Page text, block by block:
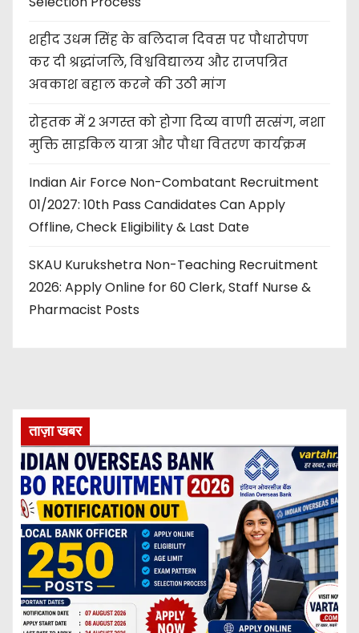
शहीद उधम सिंह के बलिदान दिवस पर पौधारोपण
कर दी श्रद्धांजलि, विश्वविद्यालय और राजपत्रित
अवकाश बहाल करने की उठी मांग
रोहतक में 2 अगस्त को होगा दिव्य वाणी सत्संग, नशा
मुक्ति साइकिल यात्रा और पौधा वितरण कार्यक्रम
Indian Air Force Non-Combatant Recruitment
01/2027: 10th Pass Candidates Can Apply
Offline, Check Eligibility & Last Date
SKAU Kurukshetra Non-Teaching Recruitment
2026: Apply Online for 60 Clerk, Staff Nurse &
Pharmacist Posts
ताज़ा खबर